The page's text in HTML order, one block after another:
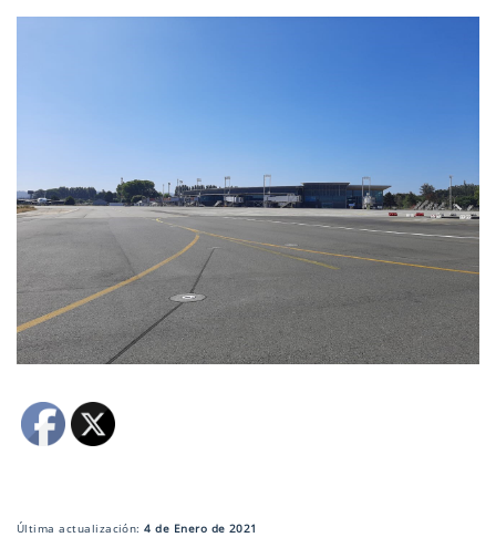
Última actualización:4 de Enero de 2021